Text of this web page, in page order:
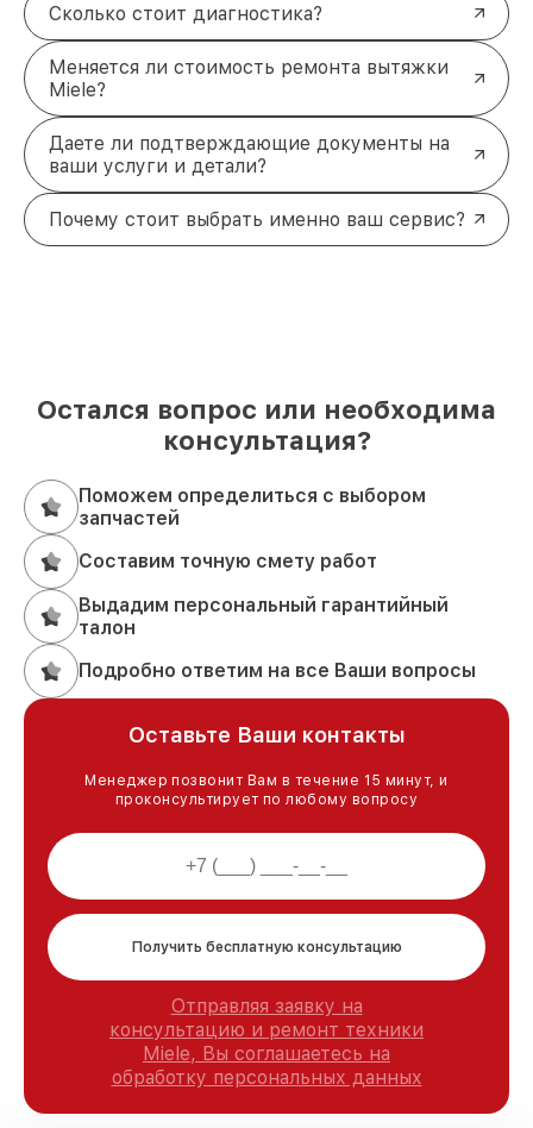
Сколько стоит диагностика?
Меняется ли стоимость ремонта вытяжки
Miele?
Даете ли подтверждающие документы на
ваши услуги и детали?
Почему стоит выбрать именно ваш сервис?
Остался вопрос или необходима
консультация?
Поможем определиться с выбором
запчастей
Составим точную смету работ
Выдадим персональный гарантийный
талон
Подробно ответим на все Ваши вопросы
Оставьте Ваши контакты
Менеджер позвонит Вам в течение 15 минут, и
проконсультирует по любому вопросу
Получить бесплатную консультацию
Отправляя заявку на
консультацию и ремонт техники
Miele, Вы соглашаетесь на
обработку персональных данных